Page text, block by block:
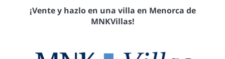
¡Vente y hazlo en una villa en Menorca de
MNKVillas!